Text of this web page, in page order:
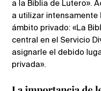
a la Biblia de Lutero».
a utilizar intensamente
ámbito privado: «La
central en el Servicio
asignarle el debido
privada».